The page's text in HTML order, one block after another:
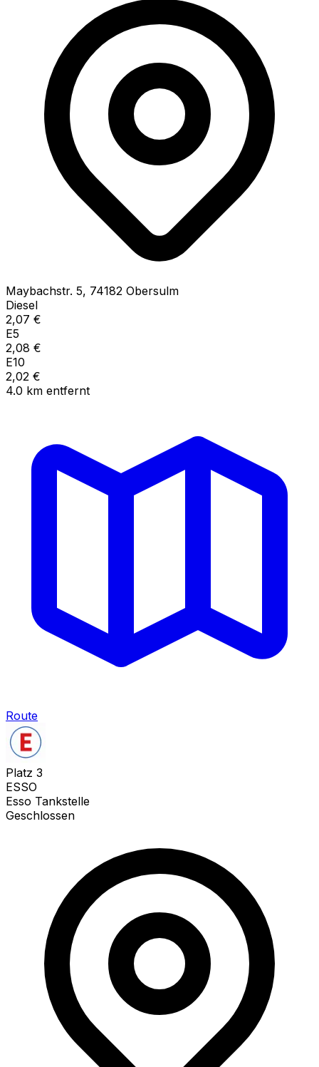
Maybachstr. 5, 74182 Obersulm
Diesel
2,07 €
E5
2,08 €
E10
2,02 €
4.0 km entfernt
Route
Platz 3
ESSO
Esso Tankstelle
Geschlossen